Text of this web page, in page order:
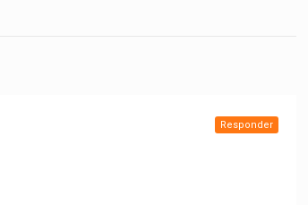
Responder